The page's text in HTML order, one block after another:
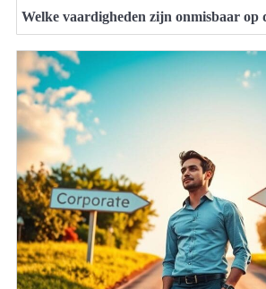
Welke vaardigheden zijn onmisbaar op